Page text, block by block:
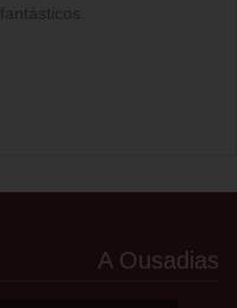
fantásticos.
A Ousadias